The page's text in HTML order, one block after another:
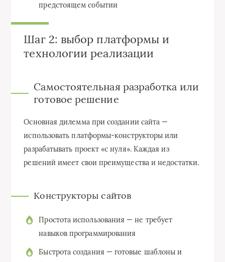
предстоящем событии
Шаг 2: выбор платформы и
технологии реализации
Самостоятельная разработка или
готовое решение
Основная дилемма при создании сайта —
использовать платформы-конструкторы или
разрабатывать проект «с нуля». Каждая из
решений имеет свои преимущества и недостатки.
Конструкторы сайтов
Простота использования — не требует
навыков программирования
Быстрота создания — готовые шаблоны и